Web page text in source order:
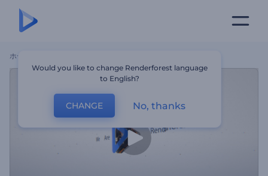
ホーム
Would you like to change Renderforest language
to English?
CHANGE No, thanks